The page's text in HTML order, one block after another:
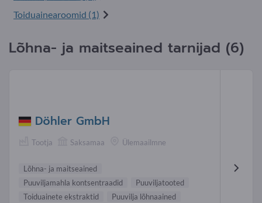
Toiduainearoomid (1)
Lõhna- ja maitseained tarnijad (6)
Döhler GmbH
Tootja Saksamaa Ülemaailmne
Lõhna- ja maitseained
Puuviljamahla kontsentraadid
Puuviljatooted
Toiduainete ekstraktid
Puuvilja lõhnaained